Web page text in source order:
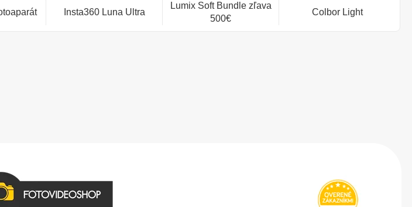
Insta360 Luna Ultra
Lumix Soft Bundle zľava
500€
Colbor Light